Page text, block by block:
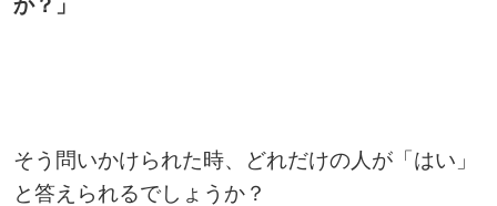
か？」
そう問いかけられた時、どれだけの人が「はい」
と答えられるでしょうか？